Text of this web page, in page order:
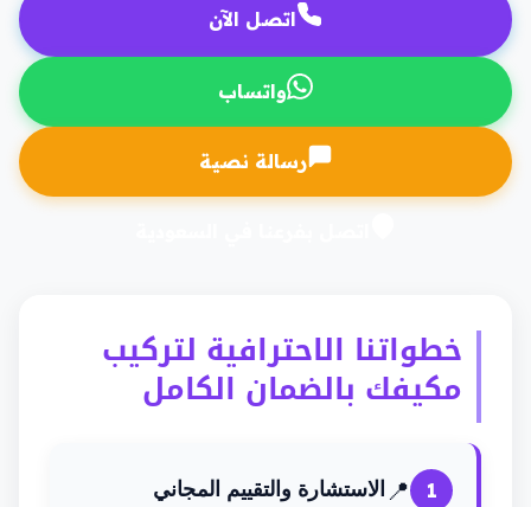
اتصل الآن
واتساب
رسالة نصية
خطواتنا الاحترافية لتركيب
مكيفك بالضمان الكامل
1
📍 الاستشارة والتقييم المجاني